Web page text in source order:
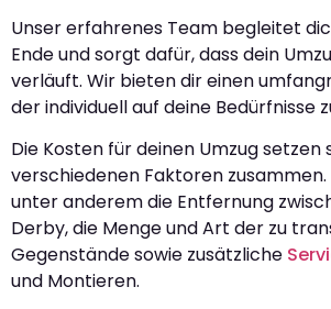
Unser erfahrenes Team begleitet
Ende und sorgt dafür, dass dein
verläuft. Wir bieten dir einen
der individuell auf deine Bedürfnisse
Die Kosten für deinen Umzug setzen
verschiedenen Faktoren
unter anderem die Entfernung
Derby, die Menge und Art der zu
Gegenstände sowie zusätzliche
und Montieren.